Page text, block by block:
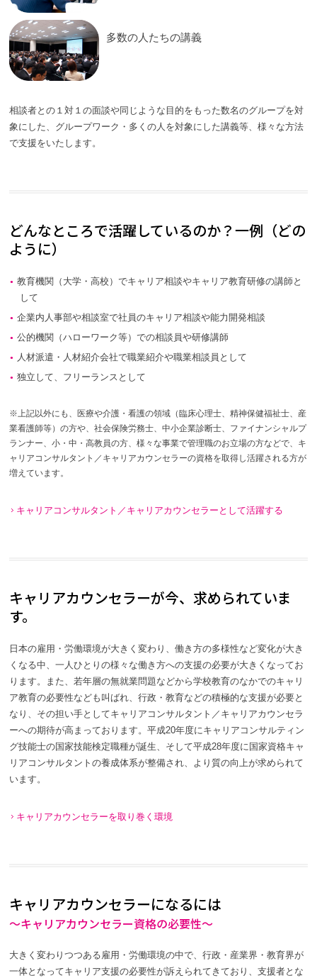
多数の人たちの講義
相談者との１対１の面談や同じような目的をもった数名のグループを対
象にした、グループワーク・多くの人を対象にした講義等、様々な方法
で支援をいたします。
どんなところで活躍しているのか？一例（どの
ように）
教育機関（大学・高校）でキャリア相談やキャリア教育研修の講師と
して
企業内人事部や相談室で社員のキャリア相談や能力開発相談
公的機関（ハローワーク等）での相談員や研修講師
人材派遣・人材紹介会社で職業紹介や職業相談員として
独立して、フリーランスとして
※上記以外にも、医療や介護・看護の領域（臨床心理士、精神保健福祉士、産
業看護師等）の方や、社会保険労務士、中小企業診断士、ファイナンシャルプ
ランナー、小・中・高教員の方、様々な事業で管理職のお立場の方などで、キ
ャリアコンサルタント／キャリアカウンセラーの資格を取得し活躍される方が
増えています。
キャリアコンサルタント／キャリアカウンセラーとして活躍する
キャリアカウンセラーが今、求められていま
す。
日本の雇用・労働環境が大きく変わり、働き方の多様性など変化が大き
くなる中、一人ひとりの様々な働き方への支援の必要が大きくなってお
ります。また、若年層の無就業問題などから学校教育のなかでのキャリ
ア教育の必要性なども叫ばれ、行政・教育などの積極的な支援が必要と
なり、その担い手としてキャリアコンサルタント／キャリアカウンセラ
ーへの期待が高まっております。平成20年度にキャリアコンサルティン
グ技能士の国家技能検定職種が誕生、そして平成28年度に国家資格キャ
リアコンサルタントの養成体系が整備され、より質の向上が求められて
います。
キャリアカウンセラーを取り巻く環境
キャリアカウンセラーになるには
～キャリアカウンセラー資格の必要性～
大きく変わりつつある雇用・労働環境の中で、行政・産業界・教育界が
一体となってキャリア支援の必要性が訴えられてきており、支援者とな